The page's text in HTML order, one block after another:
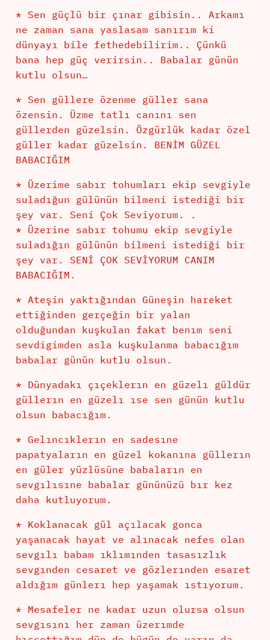
* Sen güçlü bir çınar gibisin.. Arkamı
ne zaman sana yaslasam sanırım ki
dünyayı bile fethedebilirim.. Çünkü
bana hep güç verirsin.. Babalar günün
kutlu olsun…
* Sen güllere özenme güller sana
özensin. Üzme tatlı canını sen
güllerden güzelsin. Özgürlük kadar özel
güller kadar güzelsin. BENİM GÜZEL
BABACIĞIM
* Üzerime sabır tohumları ekip sevgiyle
suladığun gülünün bilmeni istediği bir
şey var. Seni Çok Seviyorum. .
* Üzerine sabır tohumu ekip sevgiyle
suladığın gülünün bilmeni istediği bir
şey var. SENİ ÇOK SEVİYORUM CANIM
BABACIĞIM.
* Ateşin yaktığından Güneşin hareket
ettiğinden gerçeğin bir yalan
olduğundan kuşkulan fakat benım seni
sevdigimden asla kuşkulanma babacığım
babalar günün kutlu olsun.
* Dünyadakı çıçeklerın en güzelı güldür
güllerın en güzelı ıse sen günün kutlu
olsun babacığım.
* Gelıncıklerın en sadesıne
papatyaların en güzel kokanına güllerın
en güler yüzlüsüne babaların en
sevgılısıne babalar gününüzü bır kez
daha kutluyorum.
* Koklanacak gül açılacak gonca
yaşanacak hayat ve alınacak nefes olan
sevgılı babam ıklımınden tasasızlık
sevgınden cesaret ve gözlerınden esaret
aldığım günlerı hep yaşamak ıstıyorum.
* Mesafeler ne kadar uzun olursa olsun
sevgısını her zaman üzerımde